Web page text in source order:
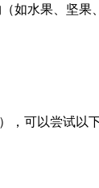
如水果、坚
，可以尝试以